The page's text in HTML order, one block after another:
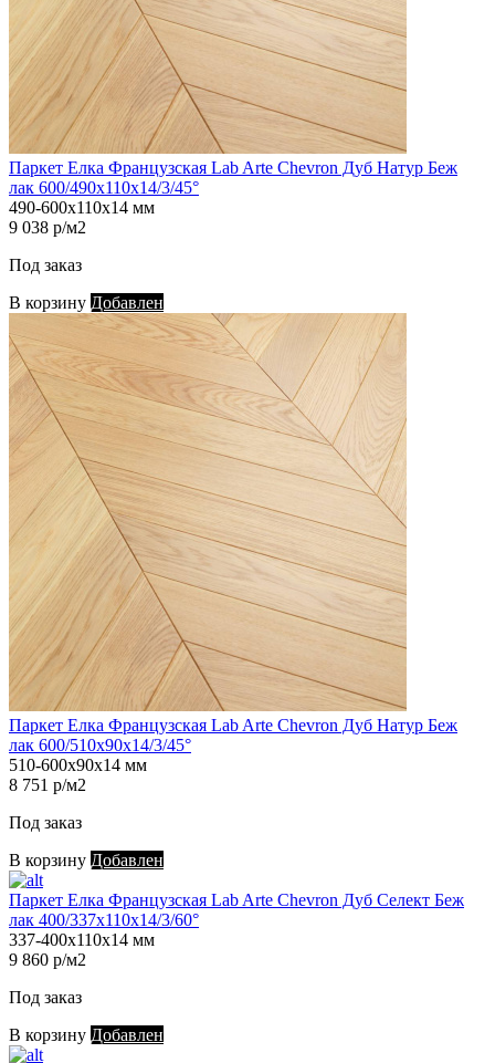
Паркет Елка Французская Lab Arte Chevron Дуб Натур Беж
лак 600/490х110х14/3/45°
490-600х110х14 мм
9 038 р/м2
Под заказ
В корзину Добавлен
Паркет Елка Французская Lab Arte Chevron Дуб Натур Беж
лак 600/510х90х14/3/45°
510-600х90х14 мм
8 751 р/м2
Под заказ
В корзину Добавлен
Паркет Елка Французская Lab Arte Chevron Дуб Селект Беж
лак 400/337х110х14/3/60°
337-400х110х14 мм
9 860 р/м2
Под заказ
В корзину Добавлен